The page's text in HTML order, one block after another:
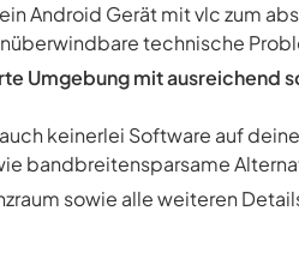
Android Gerät mit vlc zum
technische
Umgebung mit ausreichend
keinerlei Software auf
bandbreitensparsame
sowie alle weiteren